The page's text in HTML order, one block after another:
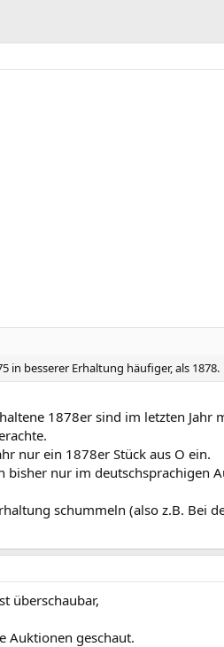
in besserer Erhaltung häufiger, als 1878.
1878er sind im letzten
nur ein 1878er Stück aus O ein.
bisher nur im deutschsprachigen
schummeln (also z.B. Bei
überschaubar,
Auktionen geschaut.